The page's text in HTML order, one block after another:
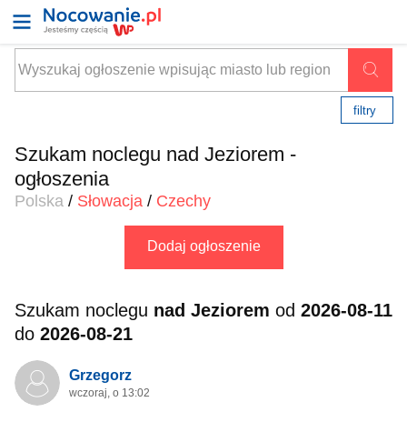
filtry
Szukam noclegu nad Jeziorem -
ogłoszenia
Polska / Słowacja / Czechy
Dodaj ogłoszenie
Szukam noclegu nad Jeziorem od 2026-08-11
do 2026-08-21
Grzegorz
wczoraj, o 13:02